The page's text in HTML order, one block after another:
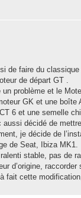
de faire du
de départ GT .
problème et le
GK et une boîte
6 et une semelle
aussi décidé de
je décide de
de Seat, Ibiza MK1.
stable, pas de
d’origine, raccorder
fait cette